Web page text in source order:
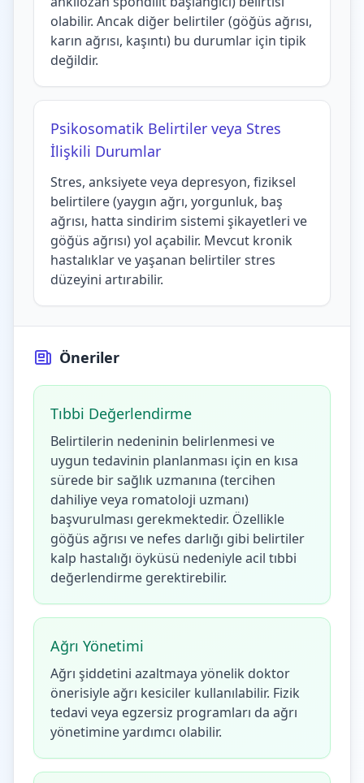
olabilir. Ancak diğer belirtiler (göğüs ağrısı,
karın ağrısı, kaşıntı) bu durumlar için tipik
değildir.
Psikosomatik Belirtiler veya Stres
İlişkili Durumlar
Stres, anksiyete veya depresyon, fiziksel
belirtilere (yaygın ağrı, yorgunluk, baş
ağrısı, hatta sindirim sistemi şikayetleri ve
göğüs ağrısı) yol açabilir. Mevcut kronik
hastalıklar ve yaşanan belirtiler stres
düzeyini artırabilir.
Öneriler
Tıbbi Değerlendirme
Belirtilerin nedeninin belirlenmesi ve
uygun tedavinin planlanması için en kısa
sürede bir sağlık uzmanına (tercihen
dahiliye veya romatoloji uzmanı)
başvurulması gerekmektedir. Özellikle
göğüs ağrısı ve nefes darlığı gibi belirtiler
kalp hastalığı öyküsü nedeniyle acil tıbbi
değerlendirme gerektirebilir.
Ağrı Yönetimi
Ağrı şiddetini azaltmaya yönelik doktor
önerisiyle ağrı kesiciler kullanılabilir. Fizik
tedavi veya egzersiz programları da ağrı
yönetimine yardımcı olabilir.